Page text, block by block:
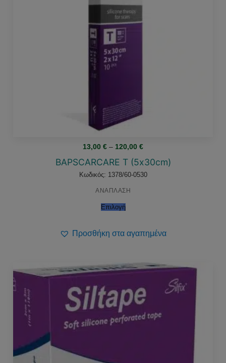
13,00 € – 120,00 €Price
13,00 €
through
120,00 €
BAPSCARCARE Τ (5x30cm)
Κωδικός: 1378/60-0530
ΑΝΑΠΛΑΣΗ
Επιλογή
Προσθήκη στα αγαπημένα